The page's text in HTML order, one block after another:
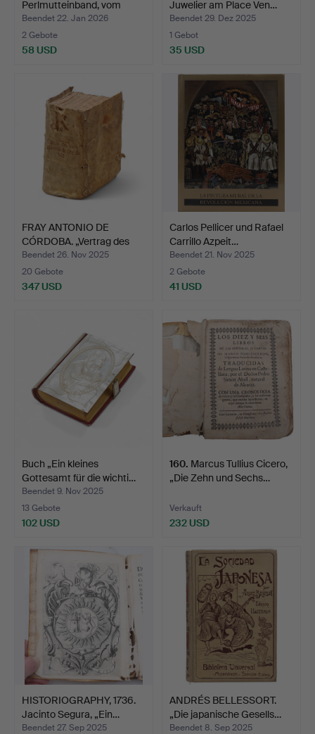
Perlmutteinband, vom
Anfang de…
Beendet 22. Jan 2026
2 Gebote
58 USD
Juwelier am Place Ven…
Beendet 29. Dez 2025
1 Gebot
35 USD
FRAY ANTONIO DE
CÓRDOBA. „Vertrag des
Gewi…
Beendet 26. Nov 2025
20 Gebote
347 USD
Carlos Pellicer und Rafael
Carrillo Azpeit…
Beendet 21. Nov 2025
2 Gebote
41 USD
Buch „Ein kleines
Gottesamt für die wichti…
Beendet 9. Nov 2025
13 Gebote
102 USD
160. Marcus Tullius Cicero,
„Die Zehn und Sechs…
Verkauft
232 USD
HISTORIOGRAPHY, 1736.
Jacinto Segura, „Ein…
Beendet 27. Sep 2025
ANDRÉS BELLESSORT.
„Die japanische Gesells…
Beendet 8. Sep 2025